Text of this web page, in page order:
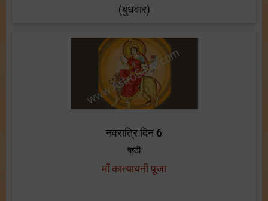
(बुधवार)
नवरात्रि दिन 6
षष्ठी
माँ कात्यायनी पूजा